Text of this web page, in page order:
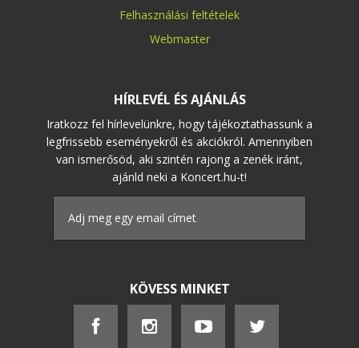
Felhasználási feltételek
Webmaster
HÍRLEVÉL ÉS AJÁNLÁS
Iratkozz fel hírlevelünkre, hogy tájékoztathassunk a
legfrissebb eseményekről és akciókról. Amennyiben
van ismerősöd, aki szintén rajong a zenék iránt,
ajánld neki a Koncert.hu-t!
KÖVESS MINKET